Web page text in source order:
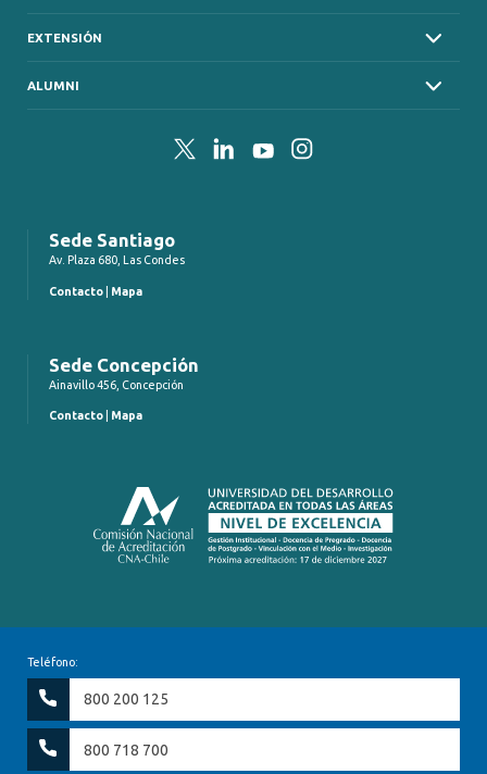
EXTENSIÓN
ALUMNI
TwitterLinkedInYouTubeInstagram
Sede Santiago
Av. Plaza 680, Las Condes
Contacto Mapa
Sede Concepción
Ainavillo 456, Concepción
Contacto Mapa
Teléfono:
800 200 125
800 718 700